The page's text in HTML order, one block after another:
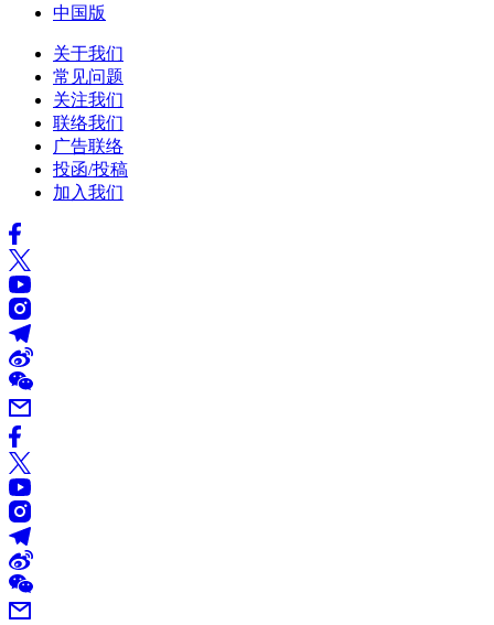
中国版
关于我们
常见问题
关注我们
联络我们
广告联络
投函/投稿
加入我们